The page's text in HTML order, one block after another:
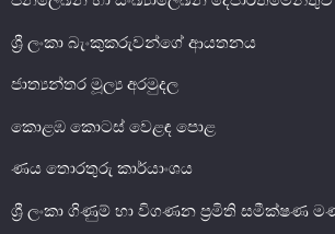
ශ්‍රී ලංකා බැංකුකරුවන්ගේ ආයතනය
ජාත්‍යන්තර මූල්‍ය අරමුදල
කොළඹ කොටස් වෙළඳ පොළ
ණය තොරතුරු කාර්යාංශය
ශ්‍රී ලංකා ගිණුම් හා විගණන ප්‍රමිති සමීක්ෂණ